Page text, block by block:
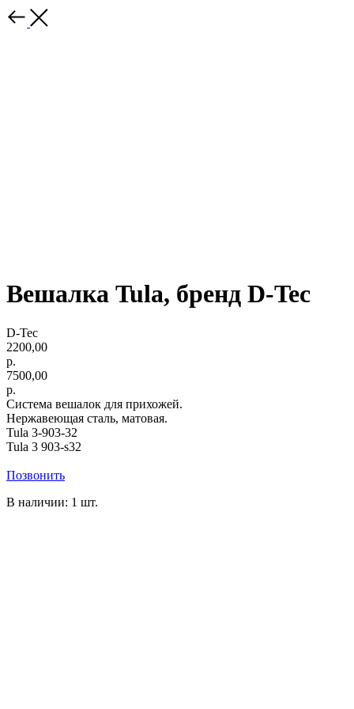
Вешалка Tula, бренд D-Tec
D-Tec
2200,00
р.
7500,00
р.
Система вешалок для прихожей.
Нержавеющая сталь, матовая.
Tula 3-903-32
Tula 3 903-s32
Позвонить
В наличии: 1 шт.